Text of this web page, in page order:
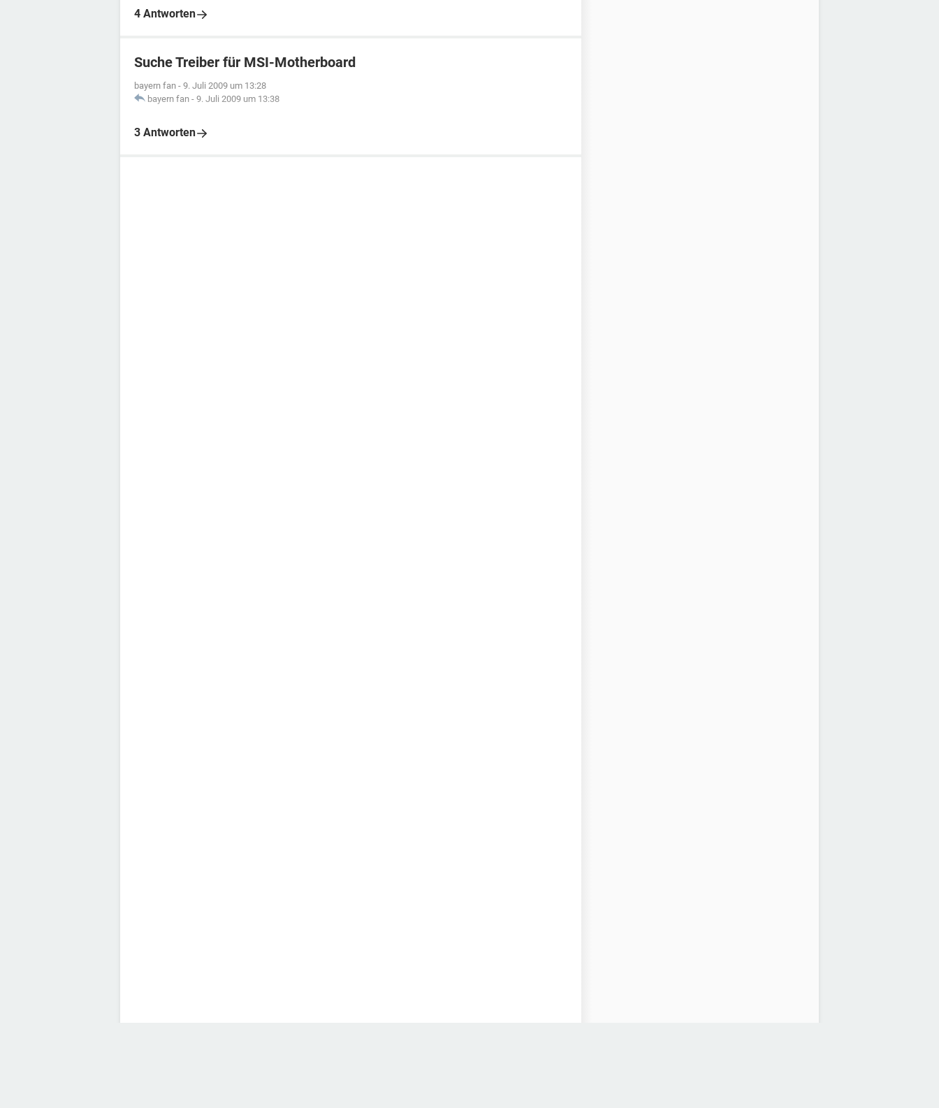
4 Antworten
Suche Treiber für MSI-Motherboard
bayern fan - 9. Juli 2009 um 13:28
bayern fan - 9. Juli 2009 um 13:38
3 Antworten